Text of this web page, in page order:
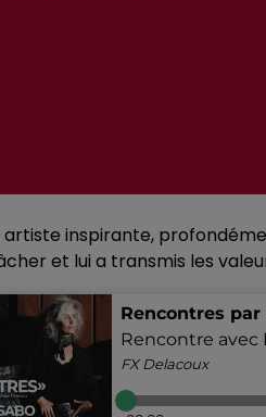
artiste inspirante,
et lui a transmis les